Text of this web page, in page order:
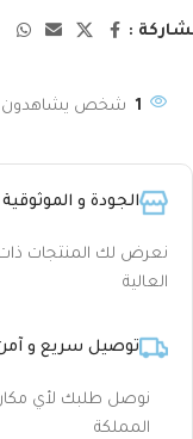
:
1 شخص يشاهدون
الجودة و الموثوقية
نعرض لك المنتجات
العالية
توصيل سريع و
نوصل طلبك لأي
المملكة